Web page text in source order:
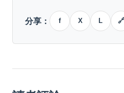
分享： f X L 🔗